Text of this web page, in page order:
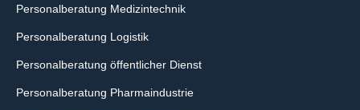
Personalberatung Medizintechnik
Personalberatung Logistik
Personalberatung öffentlicher Dienst
Personalberatung Pharmaindustrie